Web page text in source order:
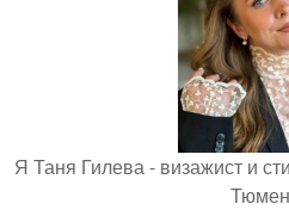
Я Таня Гилева - визажист и